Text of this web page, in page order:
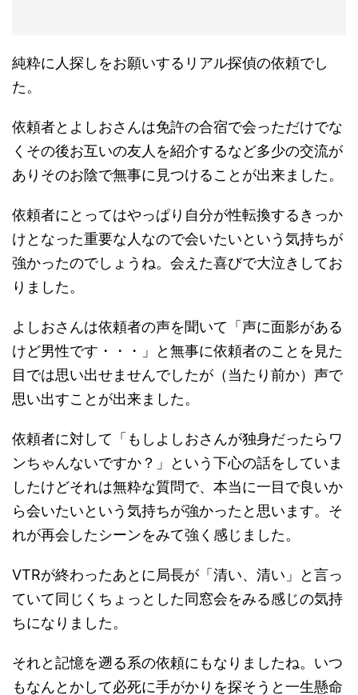
純粋に人探しをお願いするリアル探偵の依頼でし
た。
依頼者とよしおさんは免許の合宿で会っただけでな
くその後お互いの友人を紹介するなど多少の交流が
ありそのお陰で無事に見つけることが出来ました。
依頼者にとってはやっぱり自分が性転換するきっか
けとなった重要な人なので会いたいという気持ちが
強かったのでしょうね。会えた喜びで大泣きしてお
りました。
よしおさんは依頼者の声を聞いて「声に面影がある
けど男性です・・・」と無事に依頼者のことを見た
目では思い出せませんでしたが（当たり前か）声で
思い出すことが出来ました。
依頼者に対して「もしよしおさんが独身だったらワ
ンちゃんないですか？」という下心の話をしていま
したけどそれは無粋な質問で、本当に一目で良いか
ら会いたいという気持ちが強かったと思います。そ
れが再会したシーンをみて強く感じました。
VTRが終わったあとに局長が「清い、清い」と言っ
ていて同じくちょっとした同窓会をみる感じの気持
ちになりました。
それと記憶を遡る系の依頼にもなりましたね。いつ
もなんとかして必死に手がかりを探そうと一生懸命